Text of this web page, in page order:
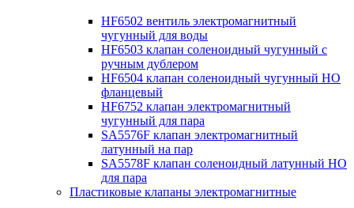
HF6502 вентиль электромагнитный
чугунный для воды
HF6503 клапан соленоидный чугунный с
ручным дублером
HF6504 клапан соленоидный чугунный НО
фланцевый
HF6752 клапан электромагнитный
чугунный для пара
SA5576F клапан электромагнитный
латунный на пар
SA5578F клапан соленоидный латунный НО
для пара
Пластиковые клапаны электромагнитные